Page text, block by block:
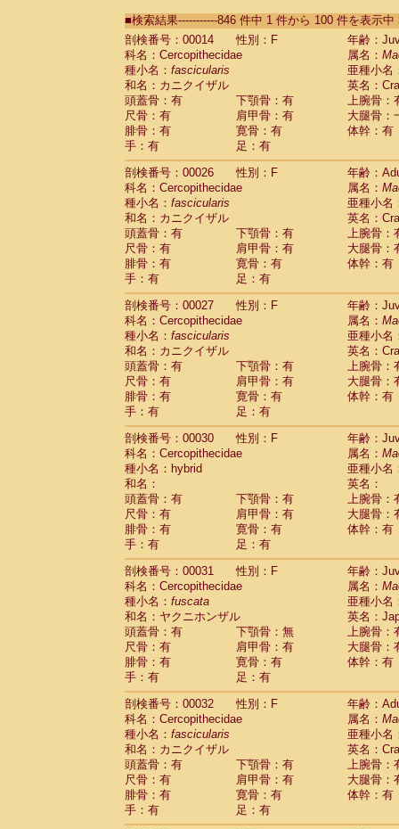
CebidaeSaguinus labiatus(0)
Cebidae Saguinus leucopus (2)
CebidaeSaguinus midas
CebidaeSaguinus mystax
CebidaeSaguinus nigricollis (22)
Cebidae Saguinus oedipus
Cebidae Saguinus weddelli
Cebidae Saguinusspp.
Cebidae Aotus trivirgatus
Cebidae Cebus albifrons
CebidaeCebus apella
CebidaeCebus capucinus
CebidaeCebus nigrivittatus
Cebidae Cebusspp.(0)
Cebidae Saimiri boliviensis
Cebidae Saimiri sciureus
Atelidae Alouatta caraya
AtelidaeAlouatta fusca
Atelidae Alouatta seniculus
AtelidaeAlouatta
AtelidaeAteles belzebuth
Atelidae Ateles geoffroyi
Atelidae Ateles paniscus
Atelidae Atelesspp.
Atelidae Lagothrix lagothricha
AtelidaeLagothrix lagothricha cana(0)
Pitheciidae
Cacajao calvus
PitheciidaeCallicebus cupreus(2)
Pitheciidae Callicebus donacophilus(0)
Pitheciidae Callicebus moloch(0)
Pitheciidae Callicebus torquatus(0)
Pitheciidae Callicebus
Pitheciidae Chiropotes satanas
Pitheciidae Pithecia monachus
Pitheciidae Pithecia pithecia (0)
Cercopithecidae Cercocebus agilis (0)
Cercopithecidae
Cercocebus
Cercopithecidae
Cercocebus
CercopithecidaeCercocebus
CercopithecidaeCercocebus
CercopithecidaeCercocebus hybrid(2)
CercopithecidaeCercocebus
CercopithecidaeLophocebus
Cercopithecidae
(0)
Cercopithecidae Papio cynocephalus
Cercopithecidae Papio hamadryas(1)
CercopithecidaePapio papio
CercopithecidaePapio
CercopithecidaeMandrillus
CercopithecidaeMandrillus sphinx
CercopithecidaeTheropithecus
■検索結果-----------846 件中 1 件から 100 件を表示
剖検番号：00014
性別：F
年齢：
科名：Cercopithecidae
属名：
種小名： fascicularis
亜種小名
和名：カニクイザル
英名：
頭蓋骨：有
下顎骨：有
上腕骨：
尺骨：有
肩甲骨：有
大腿骨：
腓骨：有
寛骨：有
体幹：有
手：有
足：有
剖検番号：00026
性別：F
年齢：
科名：Cercopithecidae
属名：
種小名： fascicularis
亜種小名
和名：カニクイザル
英名：
頭蓋骨：有
下顎骨：有
上腕骨：
尺骨：有
肩甲骨：有
大腿骨：
腓骨：有
寛骨：有
体幹：有
手：有
足：有
剖検番号：00027
性別：F
年齢：
科名：Cercopithecidae
属名：
種小名： fascicularis
亜種小名
和名：カニクイザル
英名：
頭蓋骨：有
下顎骨：有
上腕骨：
尺骨：有
肩甲骨：有
大腿骨：
腓骨：有
寛骨：有
体幹：有
手：有
足：有
剖検番号：00030
性別：F
年齢：
科名：Cercopithecidae
属名：
種小名：hybrid
亜種小名
和名：
英名：
頭蓋骨：有
下顎骨：有
上腕骨：
尺骨：有
肩甲骨：有
大腿骨：
腓骨：有
寛骨：有
体幹：有
手：有
足：有
剖検番号：00031
性別：F
年齢：
科名：Cercopithecidae
属名：
種小名： fuscata
亜種小名
和名：ヤクニホンザル
英名：
頭蓋骨：有
下顎骨：無
上腕骨：
尺骨：有
肩甲骨：有
大腿骨：
腓骨：有
寛骨：有
体幹：有
手：有
足：有
剖検番号：00032
性別：F
年齢：
科名：Cercopithecidae
属名：
種小名： fascicularis
亜種小名
和名：カニクイザル
英名：
頭蓋骨：有
下顎骨：有
上腕骨：
尺骨：有
肩甲骨：有
大腿骨：
腓骨：有
寛骨：有
体幹：有
手：有
足：有